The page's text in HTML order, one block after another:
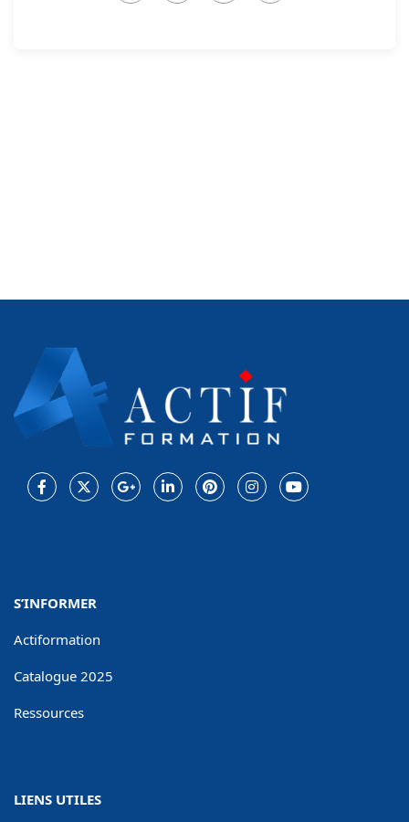
S’INFORMER
Actiformation
Catalogue 2025
Ressources
LIENS UTILES